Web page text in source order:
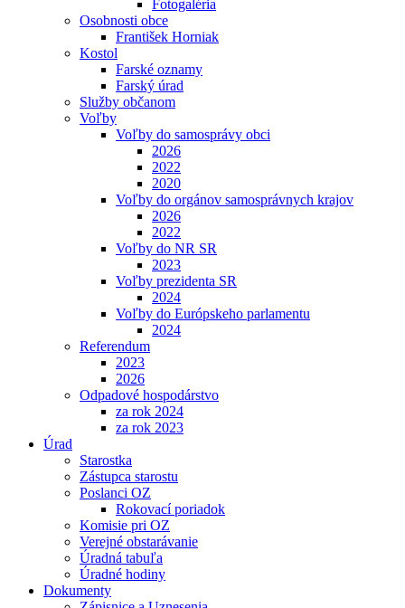
Fotogaléria
Osobnosti obce
František Horniak
Kostol
Farské oznamy
Farský úrad
Služby občanom
Voľby
Voľby do samosprávy obci
2026
2022
2020
Voľby do orgánov samosprávnych krajov
2026
2022
Voľby do NR SR
2023
Voľby prezidenta SR
2024
Voľby do Európskeho parlamentu
2024
Referendum
2023
2026
Odpadové hospodárstvo
za rok 2024
za rok 2023
Úrad
Starostka
Zástupca starostu
Poslanci OZ
Rokovací poriadok
Komisie pri OZ
Verejné obstarávanie
Úradná tabuľa
Úradné hodiny
Dokumenty